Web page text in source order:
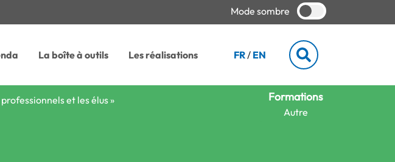
Mode sombre
La boîte à outils Les réalisations FR / EN
Formations
Autre
et les élus »